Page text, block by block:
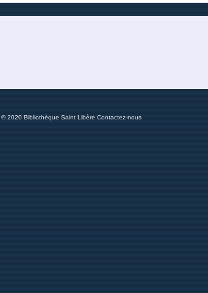
© 2020 Bibliothèque Saint Libère Contactez-nous